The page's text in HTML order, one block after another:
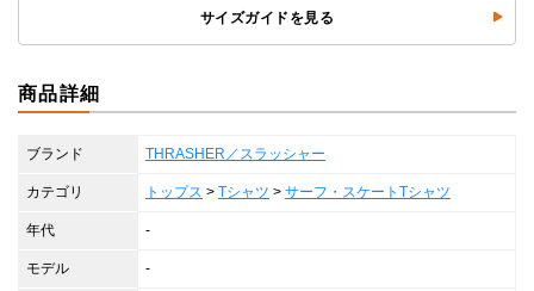
サイズガイドを見る
商品詳細
ブランド THRASHER／スラッシャー
カテゴリ トップス > Tシャツ > サーフ・スケートTシャツ
年代 -
モデル -